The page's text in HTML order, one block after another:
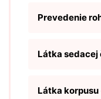
Prevedenie
Látka sedacej
Látka